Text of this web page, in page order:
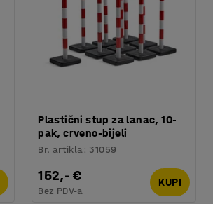
Plastični stup za lanac, 10-
pak, crveno-bijeli
Br. artikla:31059
152,- €
Bez PDV-a
KUPI